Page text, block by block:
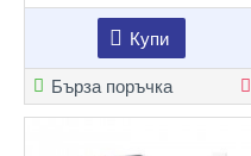
Купи
Бърза поръчка